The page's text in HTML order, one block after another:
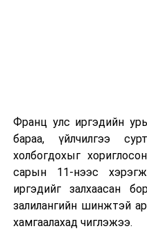
2026 оны 9
дотуур байранд
Сургууль,
зохицуулалт
2026 оны 8
Франц улс иргэдийн
бараа, үйлчилгээ
холбогдохыг
сарын 11-нээс
иргэдийг залхаасан
залилангийн шинжтэй
хамгаалахад чиглэжээ.